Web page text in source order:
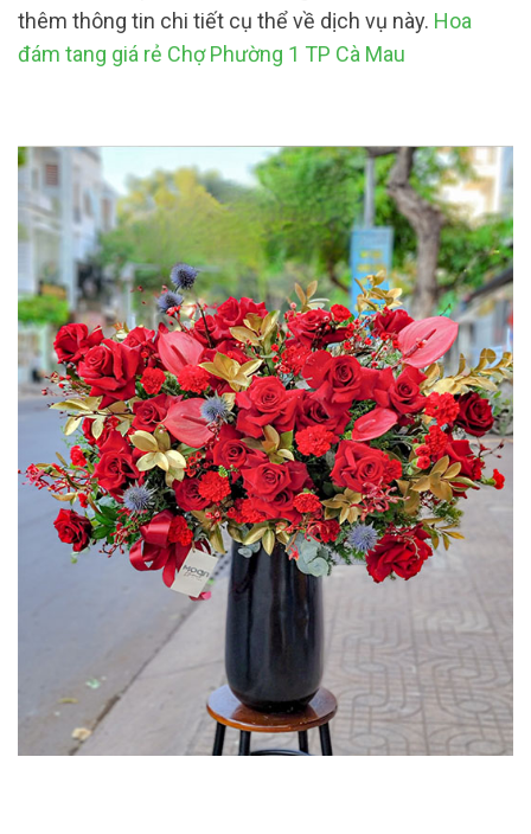
thêm thông tin chi tiết cụ thể về dịch vụ này. Hoa
đám tang giá rẻ Chợ Phường 1 TP Cà Mau